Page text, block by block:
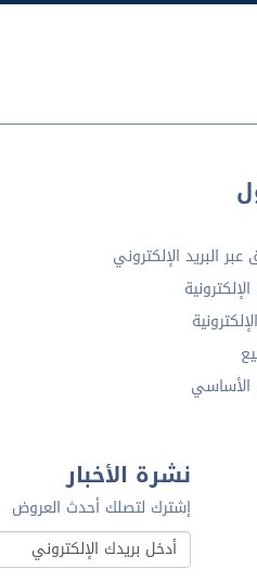
البريد الإلكتروني
نشرة الأخبار
إشترك لتصلك أحدث العروض